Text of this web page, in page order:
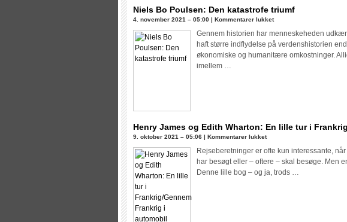
Niels Bo Poulsen: Den katastrofe triumf
4. november 2021 – 05:00 | Kommentarer lukkettil
Bo
Poulsen:
Gennem historien har menneskeheden
haft større indflydelse på verdenshistorien
økonomiske og humanitære omkostninger.
imellem …
Henry James og Edith Wharton: En lille tur i
9. oktober 2021 – 05:06 | Kommentarer lukkettil
Henry
James
Rejseberetninger er ofte kun interessante,
har besøgt eller – oftere – skal besøge. Men
Denne lille bog – og ja, trods …